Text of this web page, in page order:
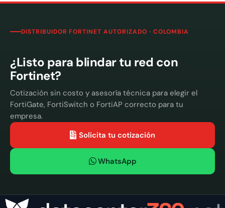
DISTRIBUIDOR FORTINET AUTORIZADO · COLOMBIA
¿Listo para blindar tu red con
Fortinet?
Cotización sin costo y asesoría técnica para elegir el
FortiGate, FortiSwitch o FortiAP correcto para tu
empresa.
Solicita tu cotización
WhatsApp